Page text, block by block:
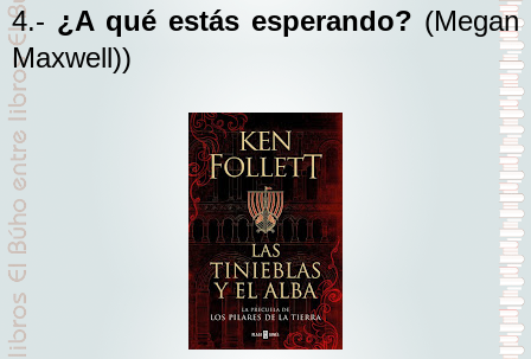
4.- ¿A qué estás esperando? (Megan
Maxwell))